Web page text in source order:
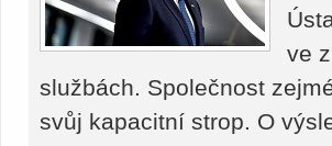
ve
službách. Společnost
svůj kapacitní strop. O